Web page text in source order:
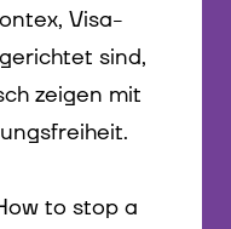
Visa-
sind,
zeigen mit
to stop a